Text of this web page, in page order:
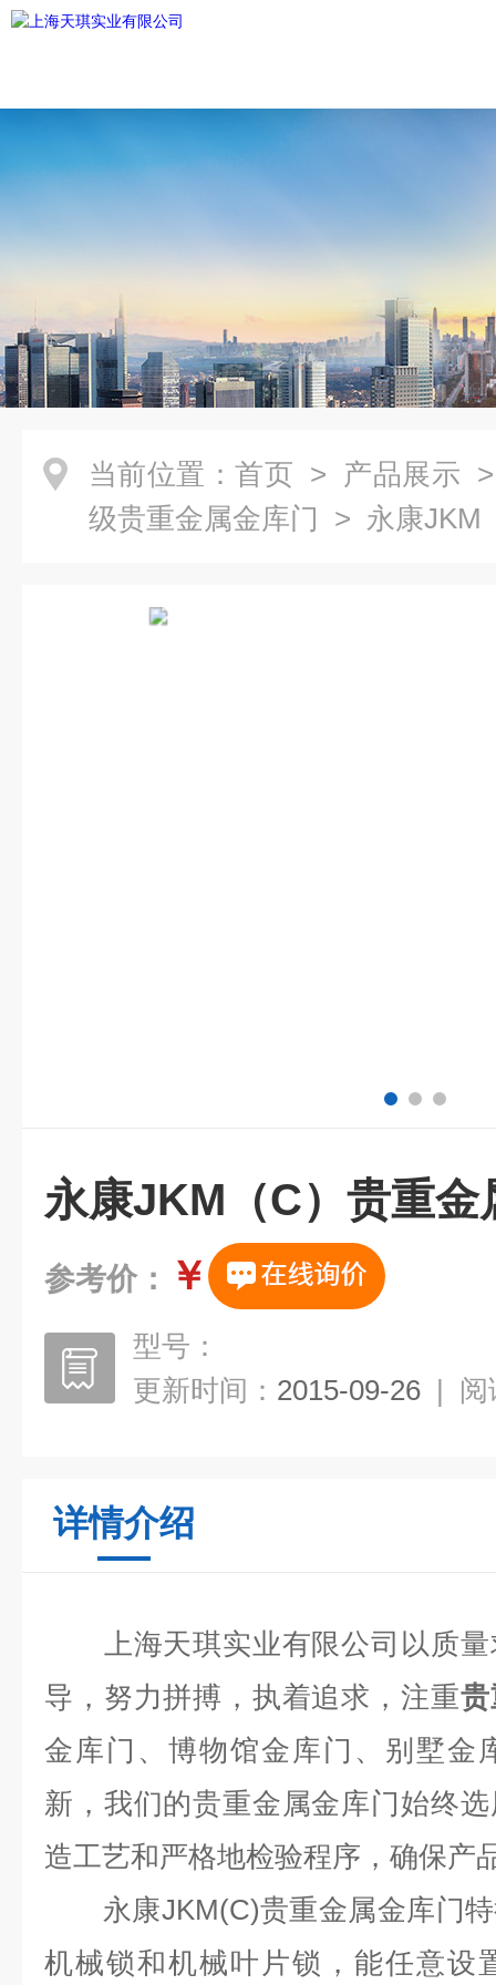
当前位置： 首页 > 产品展示
级贵重金属金库门 > 永康JKM
永康JKM（C）贵重金
参考价： ￥
型号：
更新时间： 2015-09-26 | 阅
详情介绍
上海天琪实业有限公司以质量
导，努力拼搏，执着追求，注重
金库门、博物馆金库门、别墅金
新，我们的贵重金属金库门始终
造工艺和严格地检验程序，确保产
永康JKM(C)贵重金属金库门
机械锁和机械叶片锁，能任意设